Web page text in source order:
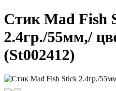
Стик Mad Fish
2.4гр./55мм,/
(St002412)